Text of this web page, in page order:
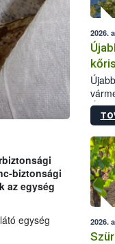
biztonsági
az egység
egység
2026.
2026.